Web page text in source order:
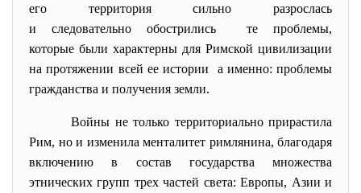
его территория сильно разрослась
и следовательно обострились те проблемы,
которые были характерны для Римской цивилизации
на протяжении всей ее истории а именно: проблемы
гражданства и получения земли.
Войны не только территориально прирастила
Рим, но и изменила менталитет римлянина, благодаря
включению в состав государства множества
этнических групп трех частей света: Европы, Азии и